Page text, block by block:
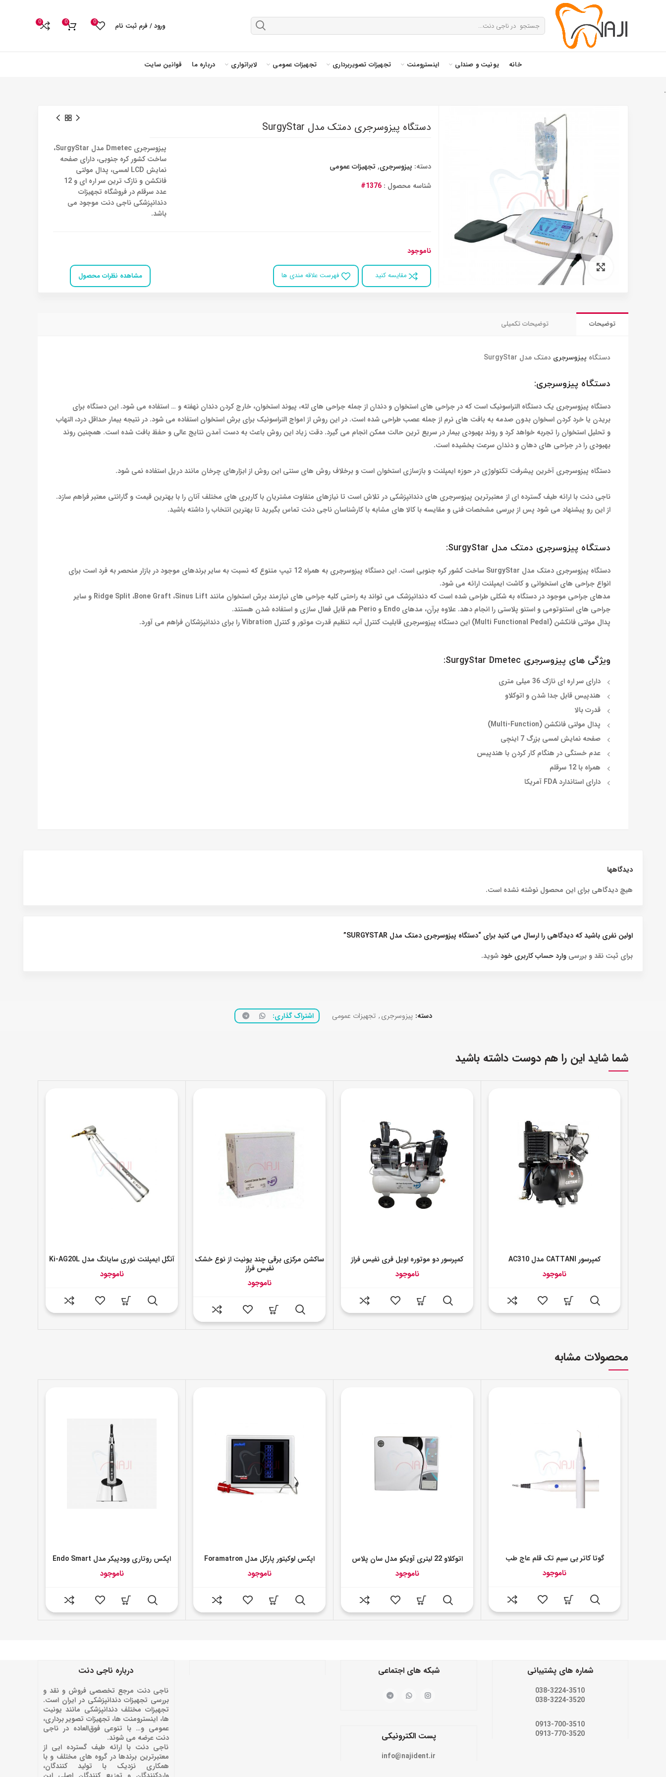
ورود / فرم ثبت نام 0
0
0
خانه یونیت و صندلی اینسترومنت تجهیزات تصویربرداری تجهیزات عمومی لابراتواری درباره ما قوانین سایت
.
برای بزرگنمایی کلیک کنید
دستگاه پیزوسرجری دمتک مدل SurgyStar
دسته: پیزوسرجری, تجهیزات عمومی
شناسه محصول : 1376#
پیزوسرجری Dmetec مدل SurgyStar،
ساخت کشور کره جنوبی، دارای صفحه
نمایش LCD لمسی، پدال مولتی
فانکشن و نازک ترین سر اره ای و 12
عدد سرقلم در فروشگاه تجهیزات
دندانپزشکی ناجی دنت موجود می
باشد.
ناموجود
مقایسه کنید فهرست علاقه مندی ها مشاهده نظرات محصول
توضیحات توضیحات تکمیلی
دستگاه پیزوسرجری دمتک مدل SurgyStar
دستگاه پیزوسرجری:
دستگاه پیزوسرجری یک دستگاه التراسونیک است که در جراحی های استخوان و دندان از جمله جراحی های لثه، پیوند استخوان، خارج کردن دندان نهفته و … استفاده می شود. این دستگاه برای
بریدن یا خرد کردن اسخوان بدون صدمه به بافت های نرم از جمله عصب طراحی شده است. در این روش از امواج التراسونیک برای برش استخوان استفاده می شود. در نتیجه بیمار حداقل درد، التهاب
و تحلیل استخوان را تجربه خواهد کرد و روند بهبودی بیمار در سریع ترین حالت ممکن انجام می گیرد. دقت زیاد این روش باعث به دست آمدن نتایج عالی و حفظ بافت شده است. همچنین روند
بهبودی را در جراحی های دهان و دندان سرعت بخشیده است.
دستگاه پیزوسرجری آخرین پیشرفت تکنولوژی در حوزه ایمپلنت و بازسازی استخوان است و برخلاف روش های سنتی این روش از ابزارهای چرخان مانند دریل استفاده نمی شود.
ناجی دنت با ارائه‌ طیف گسترده ای از معتبرترین پیزوسرجری های دندانپزشکی در تلاش است تا نیازهای متفاوت مشتریان با کاربری های مختلف آنان را با بهترین قیمت و گارانتی معتبر فراهم سازد.
از این رو پیشنهاد می شود پس از بررسی مشخصات فنی و مقایسه با کالا های مشابه با کارشناسان ناجی دنت تماس بگیرید تا بهترین انتخاب را داشته باشید.
دستگاه پیزوسرجری دمتک مدل SurgyStar:
دستگاه پیزوسرجری دمتک مدل SurgyStar ساخت کشور کره جنوبی است. این دستگاه پیزوسرجری به همراه 12 تیپ متنوع که نسبت به سایر برندهای موجود در بازار منحصر به فرد است برای
انواع جراحی های استخوانی و کاشت ایمپلنت ارائه می شود.
مدهای جراحی موجود در دستگاه به شکلی طراحی شده است که دندانپزشک می تواند به راحتی کلیه جراحی های نیازمند برش استخوان مانند Ridge Split ،Bone Graft ،Sinus Lift و سایر
جراحی های استئوتومی و استئو پلاستی را انجام دهد. علاوه برآن، مدهای Endo و Perio هم قابل فعال سازی و استفاده شدن هستند.
پدال مولتی فانکشن (Multi Functional Pedal) این دستگاه پیزوسرجری قابلیت کنترل آب، تنظیم قدرت موتور و کنترل Vibration را برای دندانپزشکان فراهم می آورد.
ویژگی های پیزوسرجری SurgyStar Dmetec
:
دارای سر اره ای نازک 36 میلی متری
هندپیس قابل جدا شدن و اتوکلاو
قدرت بالا
پدال مولتی فانکشن (Multi-Function)
صفحه نمایش لمسی بزرگ 7 اینچی
عدم خستگی در هنگام کار کردن با هندپیس
همراه با 12 سرقلم
دارای استاندارد FDA آمریکا
دیدگاهها
هیچ دیدگاهی برای این محصول نوشته نشده است.
اولین نفری باشید که دیدگاهی را ارسال می کنید برای “دستگاه پیزوسرجری دمتک مدل SURGYSTAR”
برای ثبت نقد و بررسی وارد حساب کاربری خودشوید.
دسته: پیزوسرجری, تجهیزات عمومی اشتراک گذاری
شما شاید این را هم دوست داشته باشید
کمپرسور CATTANI مدل AC310
ناموجود
کمپرسور دو موتوره اویل فری نفیس فراز
ناموجود
ساکشن مرکزی برقی چند یونیت از نوع خشک
نفیس فراز
ناموجود
آنگل ایمپلنت نوری سایانگ مدل Ki-AG20L
ناموجود
محصولات مشابه
گوتا کاتر بی سیم تک قلم عاج طب
ناموجود
اتوکلاو 22 لیتری آویکو مدل سان پلاس
ناموجود
اپکس لوکیتور پارکل مدل Foramatron
ناموجود
اپکس روتاری وودپیکر مدل Endo Smart
ناموجود
شماره های پشتیبانی
038-3224-3510
038-3224-3520
0913-700-3510
0913-770-3520
شبکه های اجتماعی
پست الکترونیکی
info@najident.ir
درباره ناجی دنت
ناجی دنت مرجع تخصصی فروش و نقد و
بررسی تجهیزات دندانپزشکی در ایران است.
تجهیزات مختلف دندانپزشکی مانند یونیت
ها، اینسترومنت ها، تجهیزات تصویر برداری،
عمومی و… با تنوعی فوق‌العاده در ناجی
دنت عرضه می شوند.
ناجی دنت با ارائه‌ طیف گسترده ایی از
معتبرترین برندها در گروه های مختلف و با
همکاری نزدیک با تولید کنندگان،